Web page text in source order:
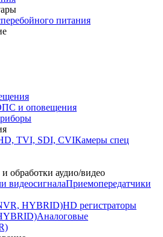
питания
и оповещения
TVI, SDI, CVIКамеры спец
обработки аудио/видео
видеосигналаПриемопередатчики
HYBRID)HD регистраторы
Аналоговые